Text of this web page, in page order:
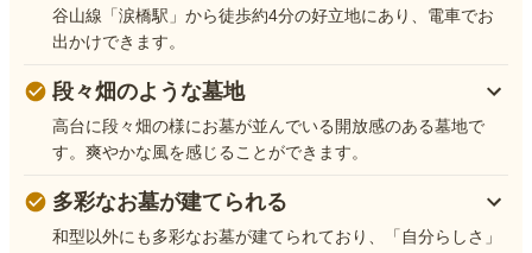
谷山線「涙橋駅」から徒歩約4分の好立地にあり、電車でお
出かけできます。
段々畑のような墓地
高台に段々畑の様にお墓が並んでいる開放感のある墓地で
す。爽やかな風を感じることができます。
多彩なお墓が建てられる
和型以外にも多彩なお墓が建てられており、「自分らしさ」